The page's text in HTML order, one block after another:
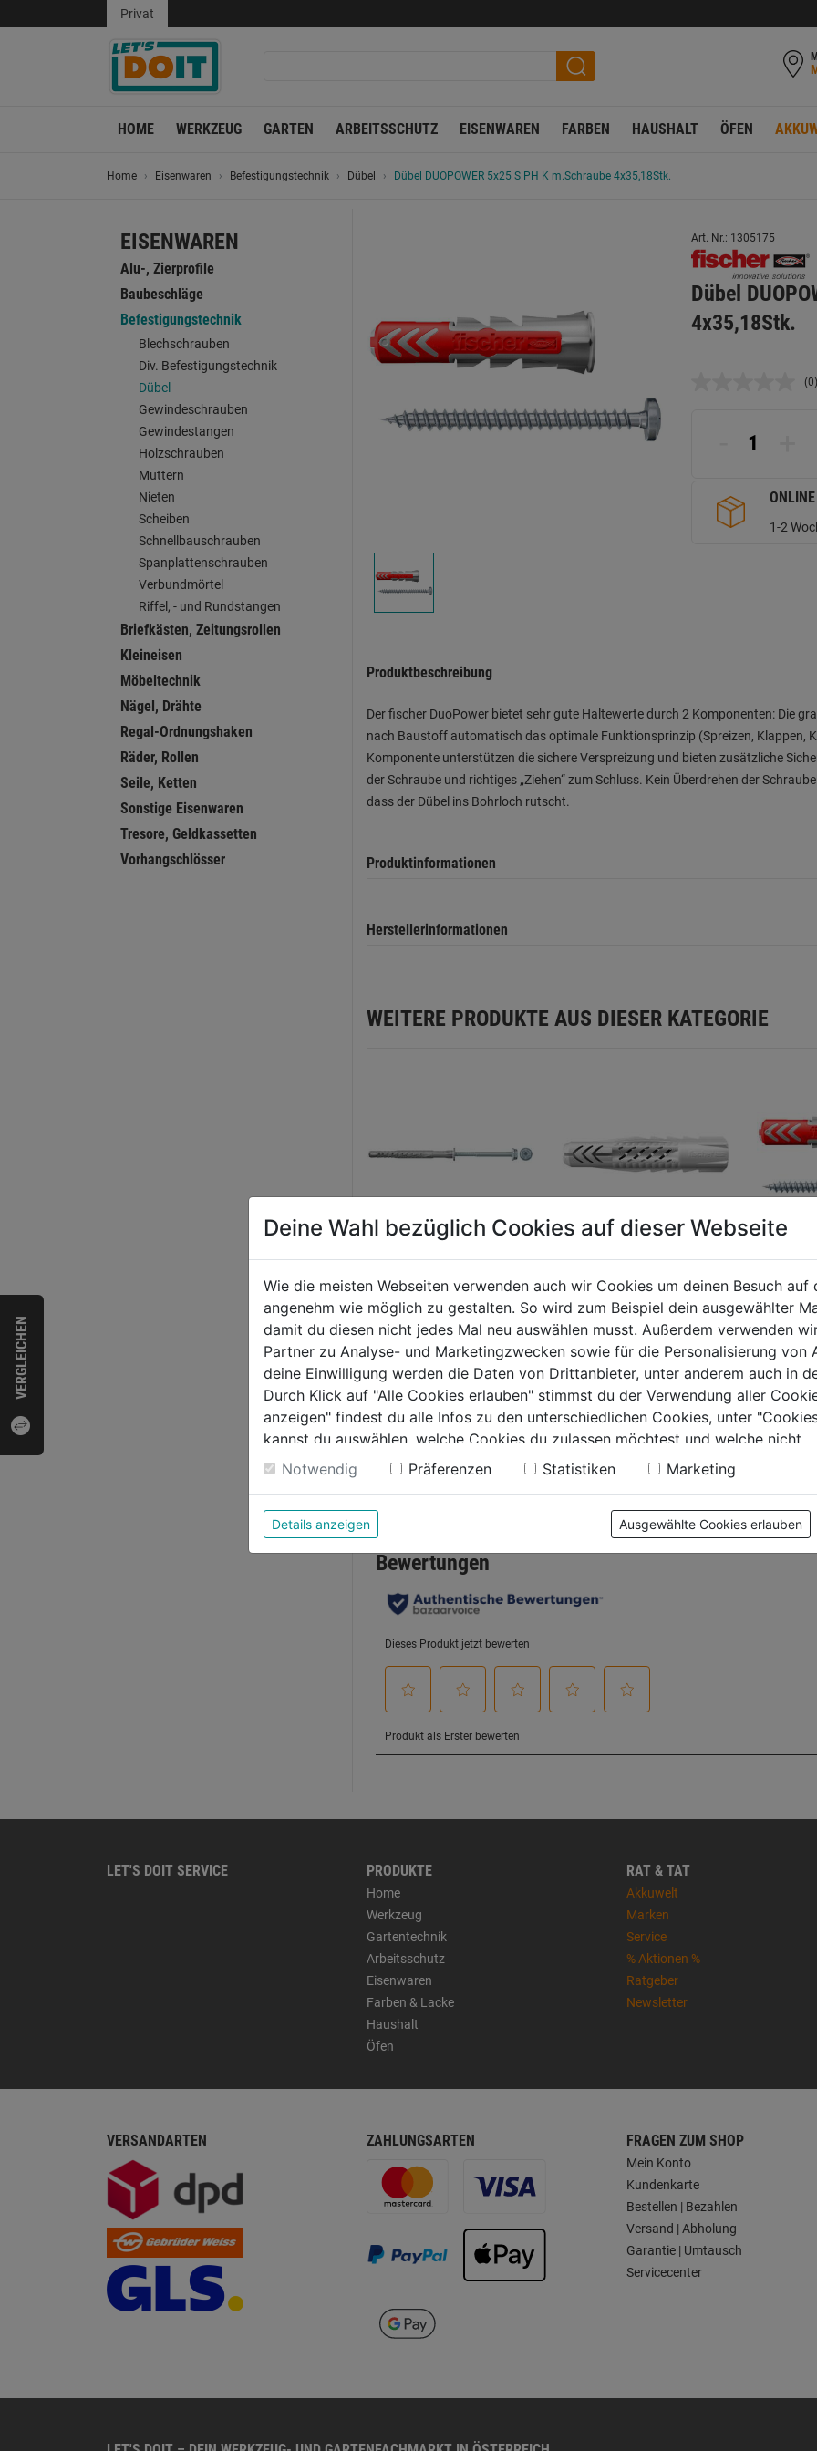
VERGLEICHEN
Privat
HOME WERKZEUG GARTEN ARBEITSSCHUTZ EISENWAREN FARBEN HAUSHALT ÖFEN
Home Eisenwaren Befestigungstechnik Dübel Dübel DUOPOWER 5x25 S PH K m.Schraube 4x35,18Stk.
EISENWAREN
Alu-, Zierprofile
Baubeschläge
Befestigungstechnik
Blechschrauben
Div. Befestigungstechnik
Dübel
Gewindeschrauben
Gewindestangen
Holzschrauben
Muttern
Nieten
Scheiben
Schnellbauschrauben
Spanplattenschrauben
Verbundmörtel
Riffel, - und Rundstangen
Briefkästen, Zeitungsrollen
Kleineisen
Möbeltechnik
Nägel, Drähte
Regal-Ordnungshaken
Räder, Rollen
Seile, Ketten
Sonstige Eisenwaren
Tresore, Geldkassetten
Vorhangschlösser
Art. Nr.: 1305175
Dübel
4x35,18Stk.
(0)
1-2
Produktbeschreibung
Der fischer DuoPower bietet sehr gute Haltewerte durch 2 Komponenten: Die
nach Baustoff automatisch das optimale Funktionsprinzip (Spreizen, Klappen,
Komponente unterstützen die sichere Verspreizung und bieten zusätzliche
der Schraube und richtiges „Ziehen“ zum Schluss. Kein Überdrehen der
dass der Dübel ins Bohrloch rutscht.
Produktinformationen
Herstellerinformationen
WEITERE PRODUKTE AUS DIESER KATEGORIE
Langschaftsdübel
SXRL
m.Sechskantschraube
0.0 (0)
0.0
von
Sternen.
4,79€
Universaldübel UX
10x60 RK 6Stk.
0.0 (0)
0.0
von
5
Sternen.
4,99€
Dübel
8x40
0.0
von
5
Sternen.
4,99€
Bewertung
LET'S DOIT SERVICE PRODUKTE
Home
Werkzeug
Gartentechnik
Arbeitsschutz
Eisenwaren
Farben & Lacke
Haushalt
Öfen
RAT & TAT
Akkuwelt
Marken
Service
% Aktionen %
Ratgeber
Newsletter
VERSANDARTEN ZAHLUNGSARTEN FRAGEN ZUM SHOP
Mein Konto
Kundenkarte
Bestellen | Bezahlen
Versand | Abholung
Garantie | Umtausch
Servicecenter
Deine Wahl bezüglich Cookies auf dieser Webseite
Wie die meisten Webseiten verwenden auch wir Cookies um deinen Besuch auf
angenehm wie möglich zu gestalten. So wird zum Beispiel dein ausgewählter
damit du diesen nicht jedes Mal neu auswählen musst. Außerdem verwenden
Partner zu Analyse- und Marketingzwecken sowie für die Personalisierung von
deine Einwilligung werden die Daten von Drittanbieter, unter anderem auch in
Durch Klick auf "Alle Cookies erlauben" stimmst du der Verwendung aller
anzeigen" findest du alle Infos zu den unterschiedlichen Cookies, unter
kannst du auswählen, welche Cookies du zulassen möchtest und welche nicht.
Weitere Informationen findest du in unserer Datenschutzerklärung
Notwendig Präferenzen Statistiken Marketing
Details anzeigen Ausgewählte Cookies erlauben